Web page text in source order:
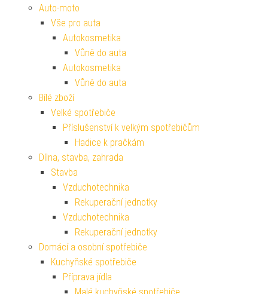
Auto-moto
Vše pro auta
Autokosmetika
Vůně do auta
Autokosmetika
Vůně do auta
Bílé zboží
Velké spotřebiče
Příslušenství k velkým spotřebičům
Hadice k pračkám
Dílna, stavba, zahrada
Stavba
Vzduchotechnika
Rekuperační jednotky
Vzduchotechnika
Rekuperační jednotky
Domácí a osobní spotřebiče
Kuchyňské spotřebiče
Příprava jídla